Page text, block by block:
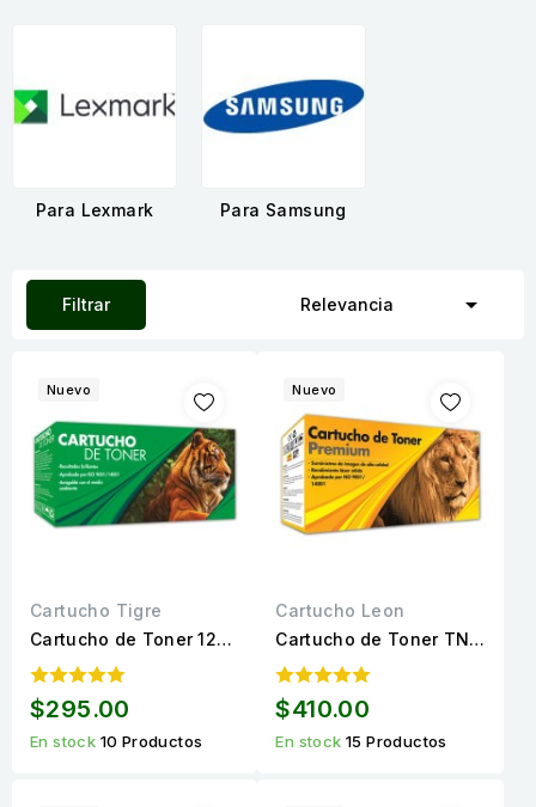
Para Lexmark Para Samsung
Filtrar Relevancia 
Nuevo
Cartucho Tigre
Cartucho de Toner 121
(3252C001AA) Negro
Compatible Calidad
Estándar para 5,000
páginas.
$295.00
En stock 10 Productos
Nuevo
Cartucho Leon
Cartucho de Toner TN-
850 Compatible Calidad
Premium de Alto
rendimiento para 8,000
páginas
$410.00
En stock15 Productos